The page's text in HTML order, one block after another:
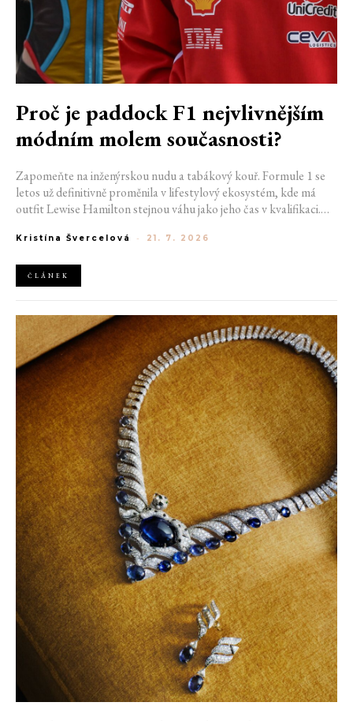
Proč je paddock F1 nejvlivnějším
módním molem současnosti?
Zapomeňte na inženýrskou nudu a tabákový kouř. Formule 1 se
letos už definitivně proměnila v lifestylový ekosystém, kde má
outfit Lewise Hamilton stejnou váhu jako jeho čas v kvalifikaci.
nové generace influencerů a fenoménu manželek a partnerek
ale příslušnost k nejrychlejší fashion komunitě světa. Jak se z
"Racing Core" stala uniforma ulice a proč nás drama v paddocku
Kristína Švercelová - 21. 7. 2026
ČLÁNEK